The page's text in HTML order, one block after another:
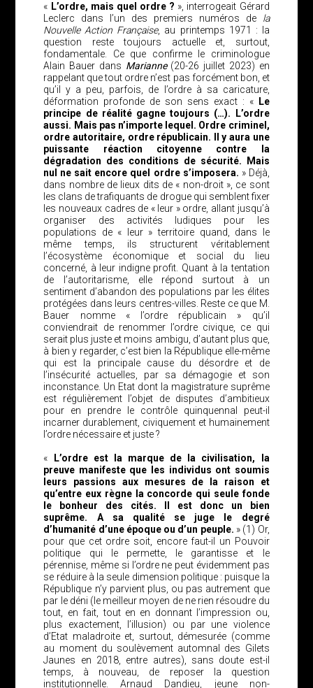
« L’ordre, mais quel ordre ? », interrogeait Gérard
Leclerc dans l’un des premiers numéros de la
Nouvelle Action Française, au printemps 1971 : la
question reste toujours actuelle et, surtout,
fondamentale. Ce que confirme le criminologue
Alain Bauer dans Marianne(20-26 juillet 2023) en
rappelant que tout ordre n’est pas forcément bon, et
qu’il y a peu, parfois, de l’ordre à sa caricature,
déformation profonde de son sens exact : «
Le
principe de réalité gagne toujours (…). L’ordre
aussi. Mais pas n’importe lequel. Ordre criminel,
ordre autoritaire, ordre républicain. Il y aura une
puissante réaction citoyenne contre la
dégradation des conditions de sécurité. Mais
nul ne sait encore quel ordre s’imposera. » Déjà,
dans nombre de lieux dits de « non-droit », ce sont
les clans de trafiquants de drogue qui semblent fixer
les nouveaux cadres de « leur » ordre, allant jusqu’à
organiser des activités ludiques pour les
populations de « leur » territoire quand, dans le
même temps, ils structurent véritablement
l’écosystème économique et social du lieu
concerné, à leur indigne profit. Quant à la tentation
de l’autoritarisme, elle répond surtout à un
sentiment d’abandon des populations par les élites
protégées dans leurs centres-villes. Reste ce que M.
Bauer nomme « l’ordre républicain » qu’il
conviendrait de renommer l’ordre civique, ce qui
serait plus juste et moins ambigu, d’autant plus que,
à bien y regarder, c’est bien la République elle-même
qui est la principale cause du désordre et de
l’insécurité actuelles, par sa démagogie et son
inconstance. Un Etat dont la magistrature suprême
est régulièrement l’objet de disputes d’ambitieux
pour en prendre le contrôle quinquennal peut-il
incarner durablement, civiquement et humainement
l’ordre nécessaire et juste ?
«
L’ordre est la marque de la civilisation, la
preuve manifeste que les individus ont soumis
leurs passions aux mesures de la raison et
qu’entre eux règne la concorde qui seule fonde
le bonheur des cités. Il est donc un bien
suprême. A sa qualité se juge le degré
d’humanité d’une époque ou d’un peuple. » (1) Or,
pour que cet ordre soit, encore faut-il un Pouvoir
politique qui le permette, le garantisse et le
pérennise, même si l’ordre ne peut évidemment pas
se réduire à la seule dimension politique : puisque la
République n’y parvient plus, ou pas autrement que
par le déni (le meilleur moyen de ne rien résoudre du
tout, en fait, tout en en donnant l’impression ou,
plus exactement, l’illusion) ou par une violence
d’Etat maladroite et, surtout, démesurée (comme
au moment du soulèvement automnal des Gilets
Jaunes en 2018, entre autres), sans doute est-il
temps, à nouveau, de reposer la question
institutionnelle. Arnaud Dandieu, jeune non-